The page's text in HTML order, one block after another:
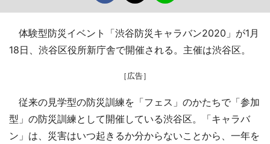
体験型防災イベント「渋谷防災キャラバン2020」が1月
18日、渋谷区役所新庁舎で開催される。主催は渋谷区。
［広告］
従来の見学型の防災訓練を「フェス」のかたちで「参加
型」の防災訓練として開催している渋谷区。「キャラバ
ン」は、災害はいつ起きるか分からないことから、一年を